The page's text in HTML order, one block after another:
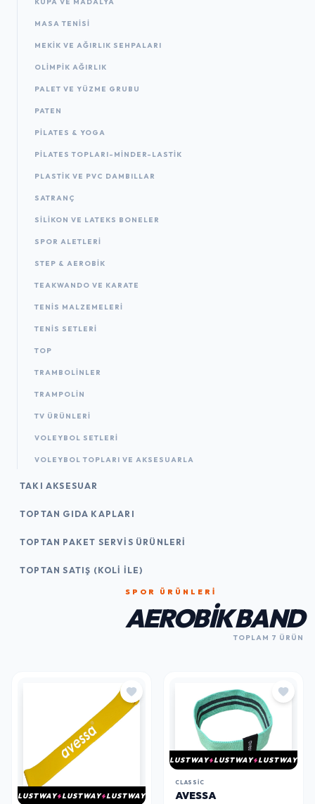
MASA TENISI
MEKIK VE AĞIRLIK SEHPALARI
OLIMPIK AĞIRLIK
PALET VE YÜZME GRUBU
PATEN
PILATES & YOGA
PILATES TOPLARI-MINDER-LASTIK
PLASTIK VE PVC DAMBILLAR
SATRANÇ
SILIKON VE LATEKS BONELER
SPOR ALETLERI
STEP & AEROBIK
TEAKWANDO VE KARATE
TENIS MALZEMELERI
TENIS SETLERI
TOP
TRAMBOLINLER
TRAMPOLIN
TV ÜRÜNLERI
VOLEYBOL SETLERI
VOLEYBOL TOPLARI VE AKSESUARLA
TAKI AKSESUAR
TOPTAN GIDA KAPLARI
TOPTAN PAKET SERVIS ÜRÜNLERI
TOPTAN SATIŞ (KOLI İLE)
SPOR ÜRÜNLERI
AEROBIK BAND
TOPLAM 7 ÜRÜN
LUSTWAY LUSTWAY LUSTWAY
LUSTWAY LUSTWAY LUSTWAY
CLASSIC
AVESSA